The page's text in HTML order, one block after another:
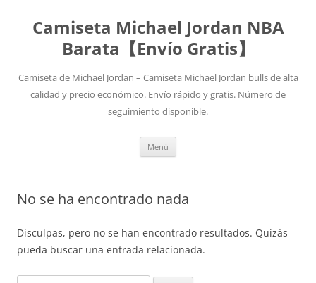
Camiseta Michael Jordan NBA
Barata【Envío Gratis】
Camiseta de Michael Jordan – Camiseta Michael Jordan bulls de alta
calidad y precio económico. Envío rápido y gratis. Número de
seguimiento disponible.
Menú
No se ha encontrado nada
Disculpas, pero no se han encontrado resultados. Quizás
pueda buscar una entrada relacionada.